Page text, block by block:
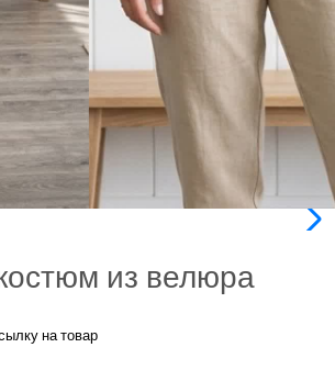
из велюра
на товар